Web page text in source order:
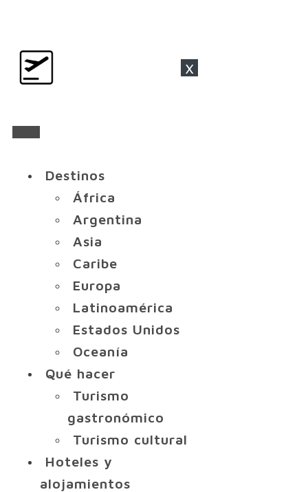
x
Destinos
África
Argentina
Asia
Caribe
Europa
Latinoamérica
Estados Unidos
Oceanía
Qué hacer
Turismo
gastronómico
Turismo cultural
Hoteles y
alojamientos